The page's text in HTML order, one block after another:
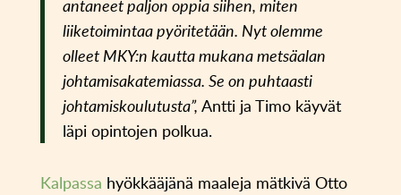
antaneet paljon oppia siihen, miten
liiketoimintaa pyöritetään. Nyt olemme
olleet MKY:n kautta mukana metsäalan
johtamisakatemiassa. Se on puhtaasti
johtamiskoulutusta”, Antti ja Timo käyvät
läpi opintojen polkua.
Kalpassa hyökkääjänä maaleja mätkivä Otto